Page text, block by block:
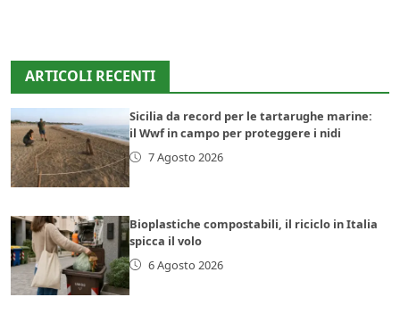
ARTICOLI RECENTI
Sicilia da record per le tartarughe marine:
il Wwf in campo per proteggere i nidi
7 Agosto 2026
Bioplastiche compostabili, il riciclo in Italia
spicca il volo
6 Agosto 2026